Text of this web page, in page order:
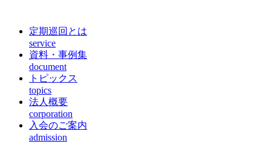
定期巡回とは
service
資料・事例集
document
トピックス
topics
法人概要
corporation
入会のご案内
admission